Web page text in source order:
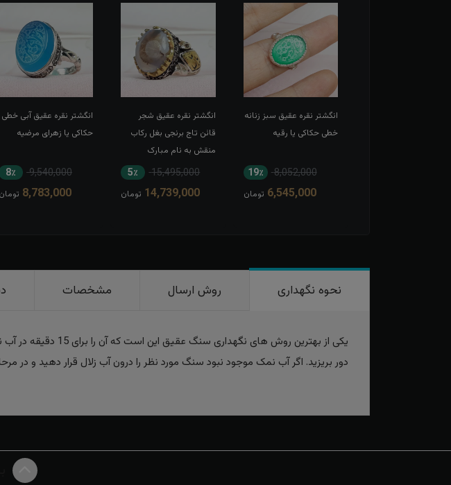
انگشتر نقره عقیق سبز زنانه
خطی حکاکی یا رقیه
8,052,000 19٪
6,545,000 تومان
انگشتر نقره عقیق شجر
قائن تاج برنجی بغل رکاب
منقش به نام مبارک
امیرالمومنین
15,495,000 5٪
14,739,000 تومان
انگشتر نقره عقیق آبی خطی
حکاکی یا زهرای مرضیه
9,540,000 8٪
8,783,000 تومان
نحوه نگهداری روش ارسال مشخصات
یکی از بهترین روش
دور بریزید. اگر آب نمک موجود نبود سنگ مورد نظر را درون آب زلال قرار دهید و در